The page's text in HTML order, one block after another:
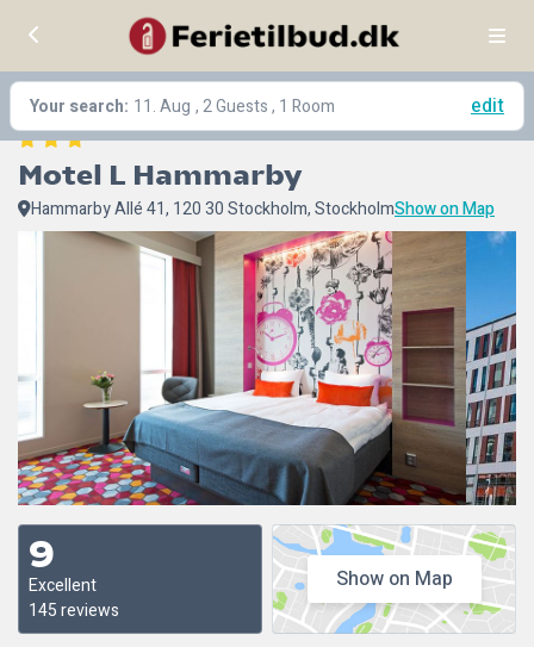
Your search: 11. Aug , 2 Guests , 1 Room edit
Motel L Hammarby
Hammarby Allé 41, 120 30 Stockholm, StockholmShow on Map
9
Excellent
145 reviews
Show on Map